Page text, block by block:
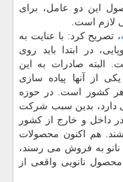
این دو عامل، برای
لازم است.
، تصریح كرد: با عنایت به
در ابتدا باید روی
البته صادرات به این
از آنها پیاده سازی
هر كشور است. در حوزه
دارد، بدین سبب شركت
در داخل و خارج از كشور
هم اكنون محصولات
نانو به فروش می رسند،
نانویی واقعی از